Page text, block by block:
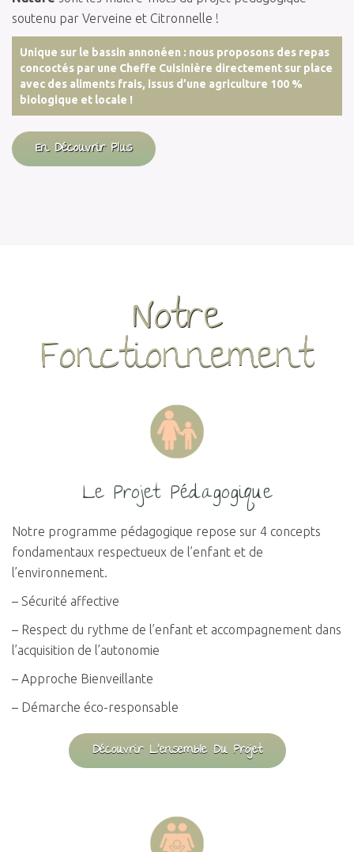
soutenu par Verveine et Citronnelle !
Unique sur le bassin annonéen : nous proposons des repas
concoctés par une Cheffe Cuisinière directement sur place
avec des aliments frais, issus d’une agriculture 100 %
biologique et locale !
En Découvrir Plus
Notre
Fonctionnement
Le Projet Pédagogique
Notre programme pédagogique repose sur 4 concepts
fondamentaux respectueux de l’enfant et de
l’environnement.
– Sécurité affective
– Respect du rythme de l’enfant et accompagnement dans
l’acquisition de l’autonomie
– Approche Bienveillante
– Démarche éco-responsable
Découvrir L'ensemble Du Projet